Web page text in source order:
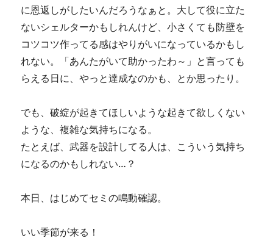
に恩返しがしたいんだろうなぁと。大して役に立た
ないシェルターかもしれんけど、小さくても防壁を
コツコツ作ってる感はやりがいになっているかもし
れない。「あんたがいて助かったわ～」と言っても
らえる日に、やっと達成なのかも、とか思ったり。
でも、破綻が起きてほしいような起きて欲しくない
ような、複雑な気持ちになる。
たとえば、武器を設計してる人は、こういう気持ち
になるのかもしれない…？
本日、はじめてセミの鳴動確認。
いい季節が来る！